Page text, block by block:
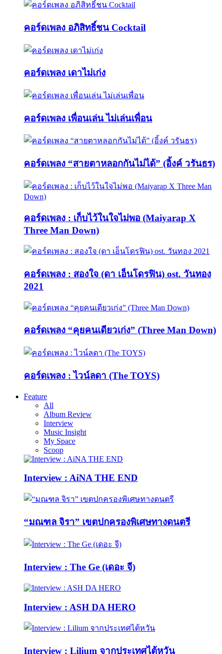
คอร์ดเพลง อภิสิทธิ์ชน Cocktail
คอร์ดเพลง เดาไม่เก่ง
คอร์ดเพลง เพื่อนเล่น ไม่เล่นเพื่อน
คอร์ดเพลง “สายตาหลอกกันไม่ได้” (อิ้งค์ วรันธร)
คอร์ดเพลง : เก็บไว้ในใจไม่พอ (Maiyarap X
Three Man Down)
คอร์ดเพลง : สองใจ (ดา เอ็นโดรฟิน) ost. วันทอง
2021
คอร์ดเพลง “คุยคนเดียวเก่ง” (Three Man Down)
คอร์ดเพลง : ไวน์ลดา (The TOYS)
Feature
All
Album Review
Interview
Music Insight
My Space
Scoop
Interview : AiNA THE END
“มณฑล จิรา” เขตปกครองพิเศษทางดนตรี
Interview : The Ge (เดอะ จี)
Interview : ASH DA HERO
Interview : Lilium จากประเทศไต้หวัน